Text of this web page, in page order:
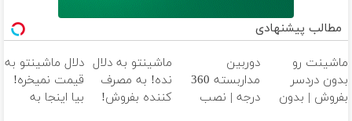
مطالب پیشنهادی
ماشینت رو
بدون دردسر
بفروش | بدون
دوربین
مداربسته 360
درجه | نصب
ماشینتو به دلال
نده! به مصرف
کننده بفروش!
دلال ماشینتو به
قیمت نمیخره!
بیا اینجا به